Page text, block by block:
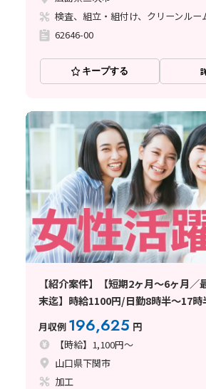
検査、組立・組付け、クリーンルー
62646-00
キープする
【紹介案件】【短期2ヶ月～6ヶ月／
末迄】時給1100円/日勤8時半～17
月収例 196,625 円
【時給】1,100円～
山口県下関市
加工